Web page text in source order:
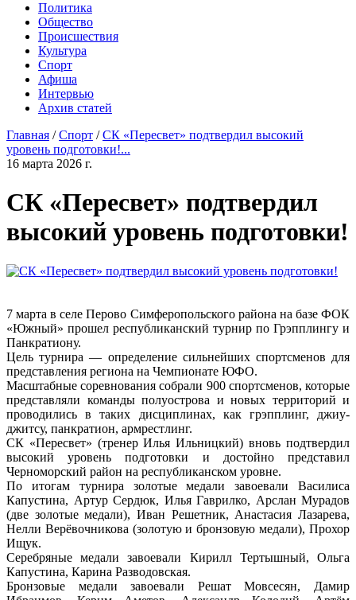
Политика
Общество
Проиcшествия
Культура
Спорт
Афиша
Интервью
Архив статей
Главная /Спорт /СК «Пересвет» подтвердил высокий
уровень подготовки!...
16 марта 2026 г.
СК «Пересвет» подтвердил
высокий уровень подготовки!
7 марта в селе Перово Симферопольского района на базе ФОК
«Южный» прошел республиканский турнир по Грэпплингу и
Панкратиону.
Цель турнира — определение сильнейших спортсменов для
представления региона на Чемпионате ЮФО.
Масштабные соревнования собрали 900 спортсменов, которые
представляли команды полуострова и новых территорий и
проводились в таких дисциплинах, как грэпплинг, джиу-
джитсу, панкратион, армрестлинг.
СК «Пересвет» (тренер Илья Ильницкий) вновь подтвердил
высокий уровень подготовки и достойно представил
Черноморский район на республиканском уровне.
По итогам турнира золотые медали завоевали Василиса
Капустина, Артур Сердюк, Илья Гаврилко, Арслан Мурадов
(две золотые медали), Иван Решетник, Анастасия Лазарева,
Нелли Верёвочникова (золотую и бронзовую медали), Прохор
Ищук.
Серебряные медали завоевали Кирилл Тертышный, Ольга
Капустина, Карина Разводовская.
Бронзовые медали завоевали Решат Мовсесян, Дамир